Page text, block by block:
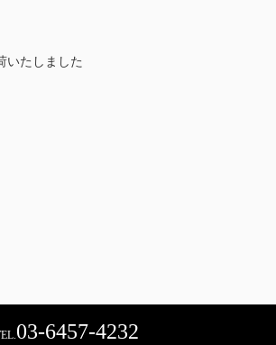
いたしました
03-6457-4232